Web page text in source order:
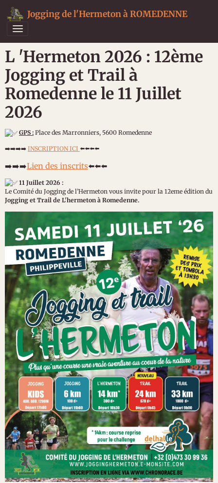
Jogging de l'Hermeton à ROMEDENNE
L 'Hermeton 2026 : 12ème
Jogging et Trail à
Romedenne le 11 Juillet
2026
GPS : Place des Marronniers, 5600 Romedenne
➡️➡️➡️➡️ INSCRIPTION ICI ⬅️⬅️⬅️⬅️
➡️➡️➡️Lien des inscrits⬅️⬅️⬅️
11 Juillet 2026 :
Le Comité du Jogging de l’Hermeton vous invite pour la 12eme édition du
Jogging et Trail de L'hermeton à Romedenne.